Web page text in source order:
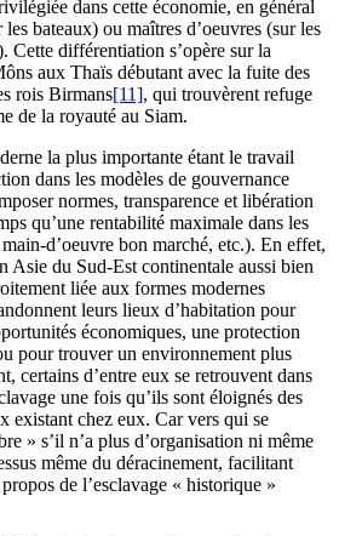
dans cette économie, en général
bateaux) ou maîtres d’oeuvres (sur les
Cette différentiation s’opère sur la
aux Thaïs débutant avec la fuite des
rois Birmans[11], qui trouvèrent refuge
de la royauté au Siam.
la plus importante étant le travail
dans les modèles de gouvernance
normes, transparence et libération
qu’une rentabilité maximale dans les
d’oeuvre bon marché, etc.). En effet,
Asie du Sud-Est continentale aussi bien
liée aux formes modernes
leurs lieux d’habitation pour
économiques, une protection
pour trouver un environnement plus
certains d’entre eux se retrouvent dans
une fois qu’ils sont éloignés des
existant chez eux. Car vers qui se
» s’il n’a plus d’organisation ni même
même du déracinement, facilitant
de l’esclavage « historique »